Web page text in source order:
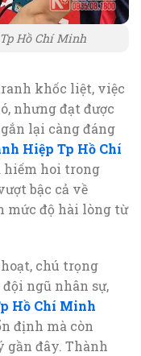
Hồ Chí Minh
khốc liệt, việc
nhưng đạt được
lại càng đáng
Hiệp Tp Hồ Chí
hiếm hoi trong
bậc cả về
mức độ hài lòng từ
chú trọng
ngũ nhân sự,
Hồ Chí Minh
định mà còn
gần đây. Thành